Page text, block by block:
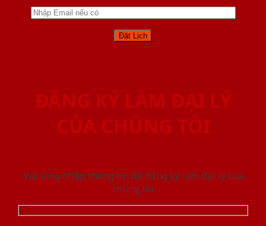
ĐĂNG KÝ LÀM ĐẠI LÝ
CỦA CHÚNG TÔI
Vui lòng nhập thông tin để đăng ký làm đại lý của
chúng tôi